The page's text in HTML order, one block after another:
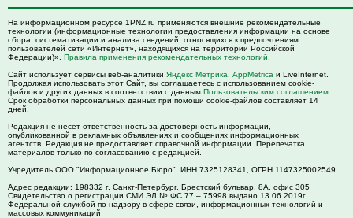
На информационном ресурсе 1PNZ.ru применяются внешние рекомендательные
технологии (информационные технологии предоставления информации на основе
сбора, систематизации и анализа сведений, относящихся к предпочтениям
пользователей сети «Интернет», находящихся на территории Российской
Федерации)». Правила применения рекомендательных технологий
Сайт использует сервисы веб-аналитики Яндекс Метрика AppMetrica и LiveInternet.
Продолжая использовать этот Сайт, вы соглашаетесь с использованием cookie-
файлов и других данных в соответствии с данным Пользовательским соглашением
Срок обработки персональных данных при помощи cookie-файлов составляет 14
дней.
Редакция не несет ответственность за достоверность информации,
опубликованной в рекламных объявлениях и сообщениях информационных
агентств. Редакция не предоставляет справочной информации. Перепечатка
материалов только по согласованию с редакцией.
Учредитель ООО "Информационное Бюро". ИНН 7325128341, ОГРН 1147325002549
Адрес редакции: 198332 г. Санкт-Петербург, Брестский бульвар, 8А, офис 305
Свидетельство о регистрации СМИ ЭЛ № ФС 77 – 75998 выдано 13.06.2019г.
Федеральной службой по надзору в сфере связи, информационных технологий и
массовых коммуникаций